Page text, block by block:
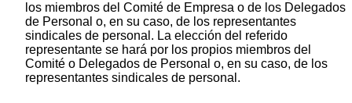
los miembros del Comité de Empresa o de los Delegados
de Personal o, en su caso, de los representantes
sindicales de personal. La elección del referido
representante se hará por los propios miembros del
Comité o Delegados de Personal o, en su caso, de los
representantes sindicales de personal.